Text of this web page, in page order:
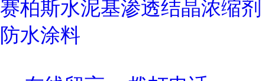
赛柏斯水泥基渗透结晶浓缩剂
防水涂料